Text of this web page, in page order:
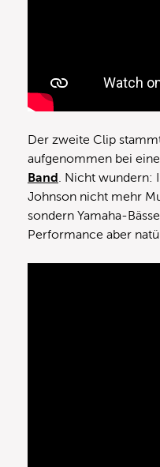
Der zweite Clip
aufgenommen bei
Band. Nicht wundern:
Johnson nicht mehr
sondern Yamaha-
Performance aber